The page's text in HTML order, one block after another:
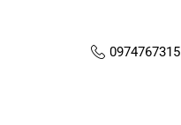
0974767315